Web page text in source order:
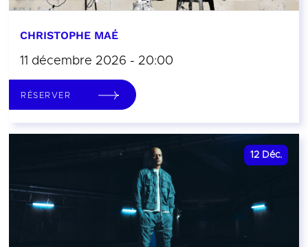
CHRISTOPHE MAÉ
11 décembre 2026 - 20:00
RÉSERVER
12 Déc.